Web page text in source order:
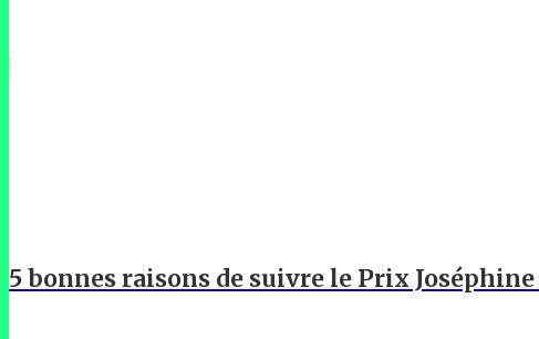
5 bonnes raisons de suivre le Prix